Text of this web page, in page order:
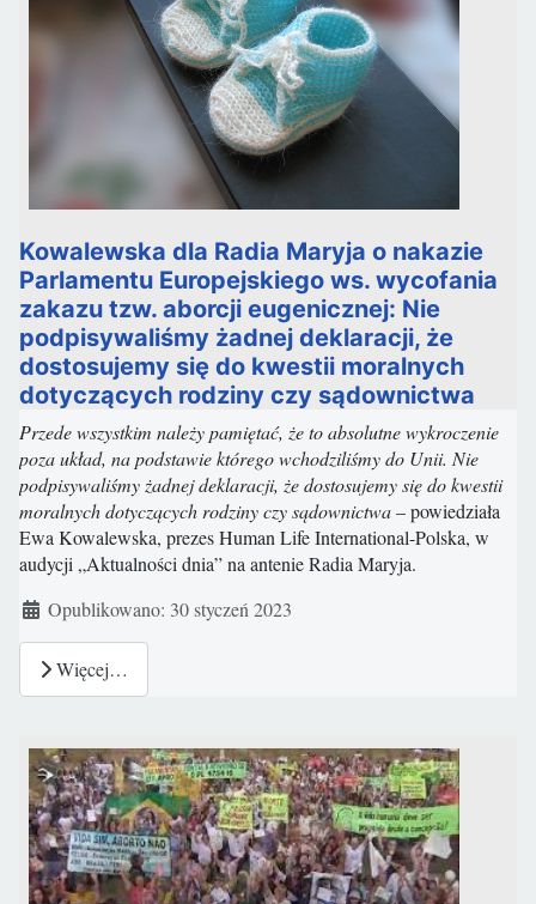
Kowalewska dla Radia Maryja o nakazie
Parlamentu Europejskiego ws. wycofania
zakazu tzw. aborcji eugenicznej: Nie
podpisywaliśmy żadnej deklaracji, że
dostosujemy się do kwestii moralnych
dotyczących rodziny czy sądownictwa
Przede wszystkim należy pamiętać, że to absolutne wykroczenie
poza układ, na podstawie którego wchodziliśmy do Unii. Nie
podpisywaliśmy żadnej deklaracji, że dostosujemy się do kwestii
moralnych dotyczących rodziny czy sądownictwa– powiedziała
Ewa Kowalewska, prezes Human Life International-Polska, w
audycji „Aktualności dnia” na antenie Radia Maryja.
Szczegóły
Opublikowano: 30 styczeń 2023
Więcej…